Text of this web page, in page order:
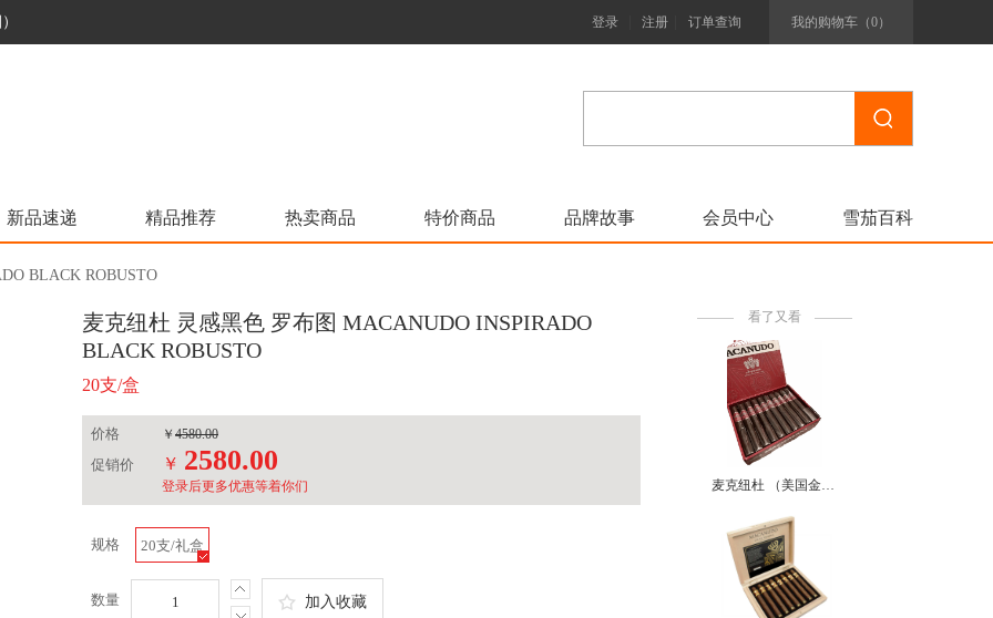
登录 注册 订单查询 我的购物车（0）
新品速递 精品推荐 热卖商品 特价商品 品牌故事 会员中心 雪茄百科
BLACK ROBUSTO
麦克纽杜 灵感黑色 罗布图 MACANUDO INSPIRADO
BLACK ROBUSTO
20支/盒
价格 ￥ 4580.00
促销价 ￥ 2580.00
登录后更多优惠等着你们
规格 20支/礼盒
数量 加入收藏
看了又看
麦克纽杜 （美国金都）公牛 McNudu Bull